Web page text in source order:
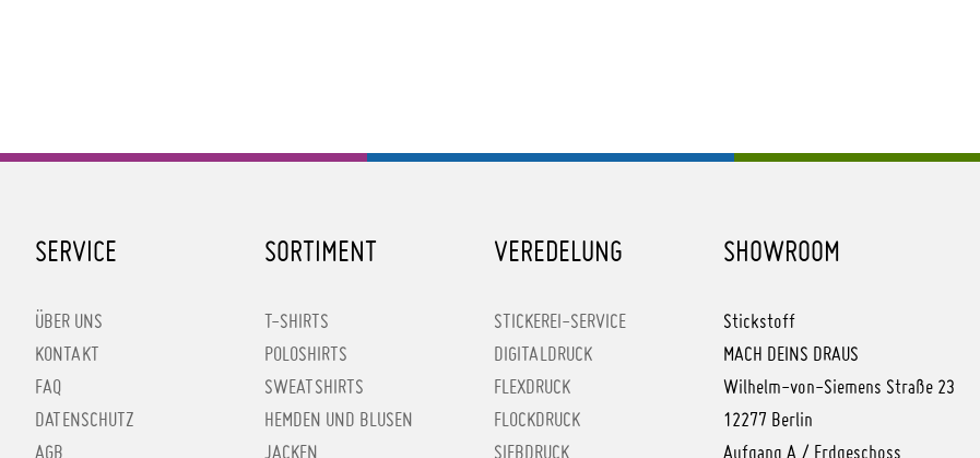
SERVICE
ÜBER UNS
KONTAKT
FAQ
DATENSCHUTZ
AGB
SORTIMENT
T-SHIRTS
POLOSHIRTS
SWEATSHIRTS
HEMDEN UND BLUSEN
JACKEN
VEREDELUNG
STICKEREI-SERVICE
DIGITALDRUCK
FLEXDRUCK
FLOCKDRUCK
SIEBDRUCK
SHOWROOM
Stickstoff
MACH DEINS DRAUS
Wilhelm-von-Siemens Straße 23
12277 Berlin
Aufgang A / Erdgeschoss